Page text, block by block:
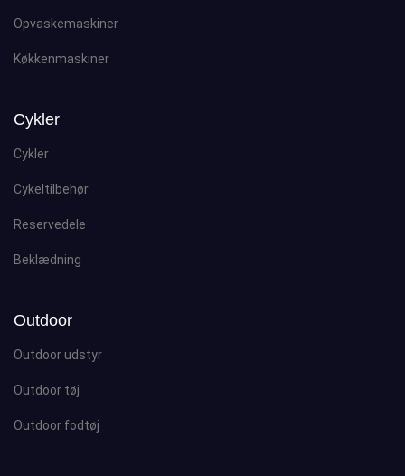
Opvaskemaskiner
Køkkenmaskiner
Cykler
Cykler
Cykeltilbehør
Reservedele
Beklædning
Outdoor
Outdoor udstyr
Outdoor tøj
Outdoor fodtøj